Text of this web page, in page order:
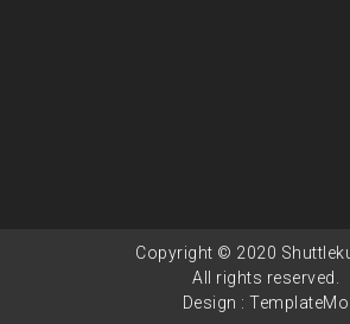
Copyright © 2020
All rights reserved.
Design :TemplateMo